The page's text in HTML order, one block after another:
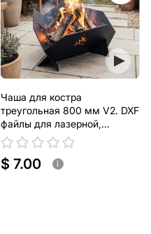
Чаша для костра
треугольная 800 мм V2. DXF
файлы для лазерной,
плазменной резки
$ 7.00 i